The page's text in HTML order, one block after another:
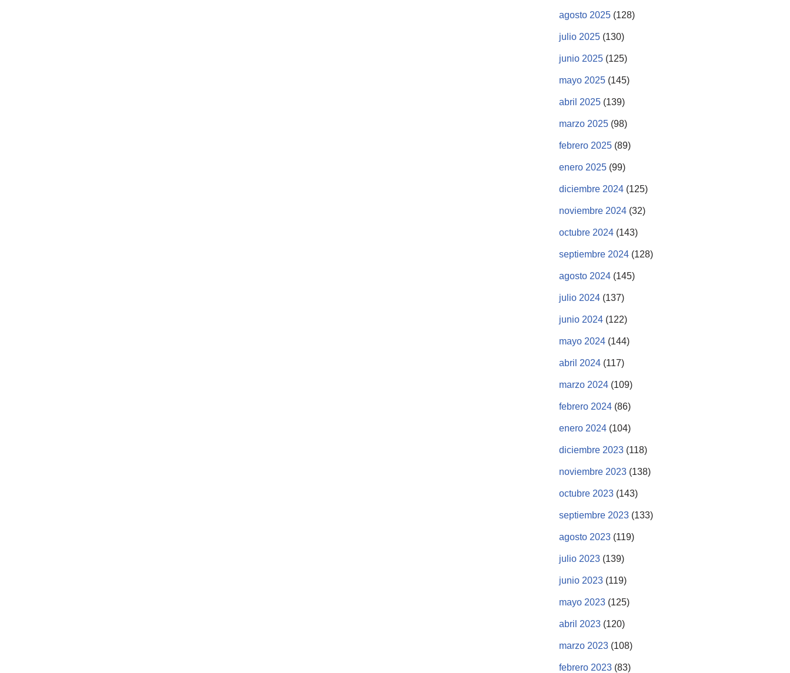
agosto 2025 (128)
julio 2025 (130)
junio 2025 (125)
mayo 2025 (145)
abril 2025 (139)
marzo 2025 (98)
febrero 2025 (89)
enero 2025 (99)
diciembre 2024 (125)
noviembre 2024 (32)
octubre 2024 (143)
septiembre 2024 (128)
agosto 2024 (145)
julio 2024 (137)
junio 2024 (122)
mayo 2024 (144)
abril 2024 (117)
marzo 2024 (109)
febrero 2024 (86)
enero 2024 (104)
diciembre 2023 (118)
noviembre 2023 (138)
octubre 2023 (143)
septiembre 2023 (133)
agosto 2023 (119)
julio 2023 (139)
junio 2023 (119)
mayo 2023 (125)
abril 2023 (120)
marzo 2023 (108)
febrero 2023 (83)